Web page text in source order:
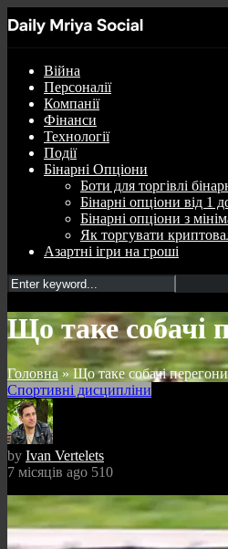
Війна
Персоналії
Компанії
Фінанси
Технології
Події
Бінарні Опціони
Боти для торгівлі
Бінарні опціони від 1
Бінарні опціони з
Як торгувати
Азартні ігри на гроші
Що таке собачі
Головна »Що таке собачі
Спортивні дисципліни
by Ivan Vertelets
7 місяців ago 510